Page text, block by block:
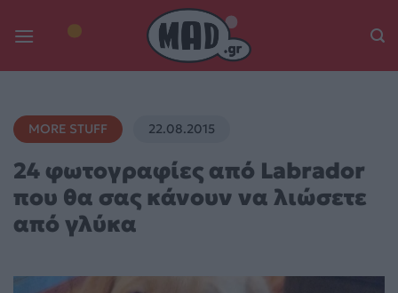
MORE STUFF 22.08.2015
24 φωτογραφίες από Labrador
που θα σας κάνουν να λιώσετε
από γλύκα